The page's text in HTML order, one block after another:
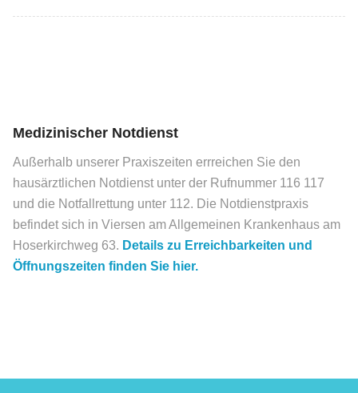
Medizinischer Notdienst
Außerhalb unserer Praxiszeiten errreichen Sie den
hausärztlichen Notdienst unter der Rufnummer 116 117
und die Notfallrettung unter 112. Die Notdienstpraxis
befindet sich in Viersen am Allgemeinen Krankenhaus am
Hoserkirchweg 63. Details zu Erreichbarkeiten und
Öffnungszeiten finden Sie hier.